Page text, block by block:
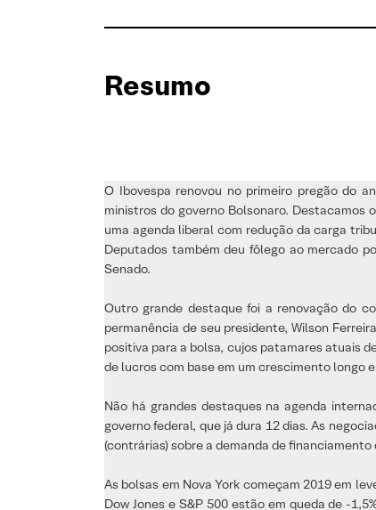
Resumo
O Ibovespa renovou no primeiro pregão do
ministros do governo Bolsonaro.
uma agenda liberal com redução da carga
Deputados também deu fôlego ao mercado
Senado.
Outro grande destaque foi a renovação do
permanência de seu presidente, Wilson
positiva para a bolsa, cujos patamares atuais
de lucros com base em um crescimento longo
Não há grandes destaques na agenda
governo federal, que já dura 12 dias. As
(contrárias) sobre a demanda de
As bolsas em Nova York começam 2019 em
Dow Jones e S&P 500 estão em queda de -